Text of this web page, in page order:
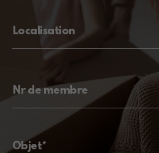
Localisation
Nr de membre
Objet*